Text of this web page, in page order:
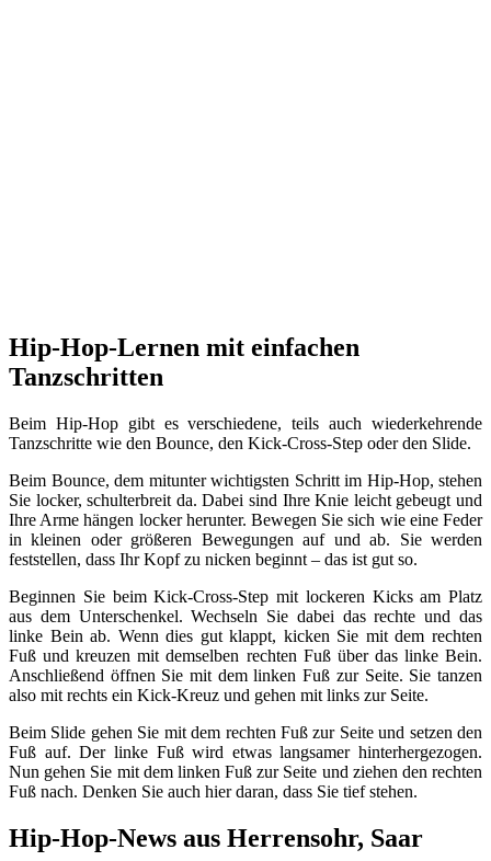
Hip-Hop-Lernen mit einfachen
Tanzschritten
Beim Hip-Hop gibt es verschiedene, teils auch wiederkehrende
Tanzschritte wie den Bounce, den Kick-Cross-Step oder den Slide.
Beim Bounce, dem mitunter wichtigsten Schritt im Hip-Hop, stehen
Sie locker, schulterbreit da. Dabei sind Ihre Knie leicht gebeugt und
Ihre Arme hängen locker herunter. Bewegen Sie sich wie eine Feder
in kleinen oder größeren Bewegungen auf und ab. Sie werden
feststellen, dass Ihr Kopf zu nicken beginnt – das ist gut so.
Beginnen Sie beim Kick-Cross-Step mit lockeren Kicks am Platz
aus dem Unterschenkel. Wechseln Sie dabei das rechte und das
linke Bein ab. Wenn dies gut klappt, kicken Sie mit dem rechten
Fuß und kreuzen mit demselben rechten Fuß über das linke Bein.
Anschließend öffnen Sie mit dem linken Fuß zur Seite. Sie tanzen
also mit rechts ein Kick-Kreuz und gehen mit links zur Seite.
Beim Slide gehen Sie mit dem rechten Fuß zur Seite und setzen den
Fuß auf. Der linke Fuß wird etwas langsamer hinterhergezogen.
Nun gehen Sie mit dem linken Fuß zur Seite und ziehen den rechten
Fuß nach. Denken Sie auch hier daran, dass Sie tief stehen.
Hip-Hop-News aus Herrensohr, Saar